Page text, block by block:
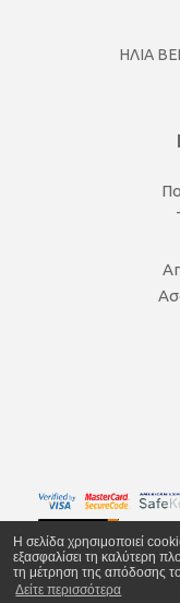
Η σελίδα χρησιμοποιεί
εξασφαλίσει τη καλύτερη
τη μέτρηση της απόδοσης
Δείτε περισσότερα
ΗΛΙΑ